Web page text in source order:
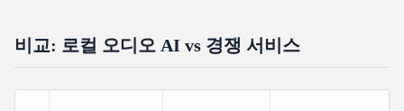
비교: 로컬 오디오 AI vs 경쟁 서비스